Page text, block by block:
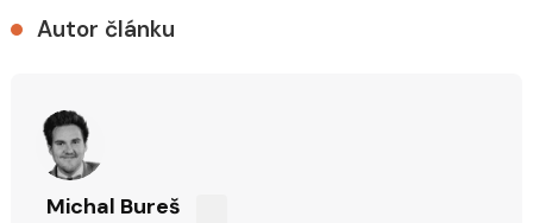
Autor článku
Michal Bureš